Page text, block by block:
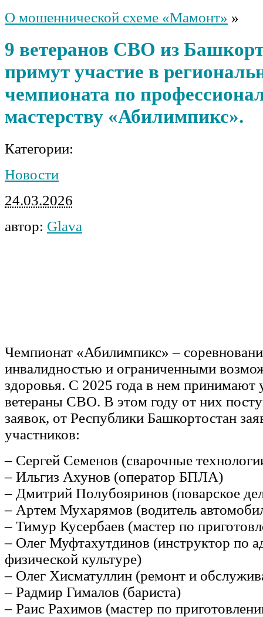
О мошеннической схеме «Мамонт» »
9 ветеранов СВО из
примут участие в
чемпионата по
мастерству «Абилимпикс».
Категории:
Новости
24.03.2026
автор: Glava
Чемпионат «Абилимпикс» –
инвалидностью и ограниченными
здоровья. С 2025 года в нем принимают
ветераны СВО. В этом году от них
заявок, от Республики Башкортостан
участников:
– Сергей Семенов (сварочные
– Ильгиз Ахунов (оператор БПЛА)
– Дмитрий Полубояринов (поварское
– Артем Мухарямов (водитель
– Тимур Кусербаев (мастер по
– Олег Муфтахутдинов (инструктор по
физической культуре)
– Олег Хисматуллин (ремонт и
– Радмир Гималов (бариста)
– Раис Рахимов (мастер по